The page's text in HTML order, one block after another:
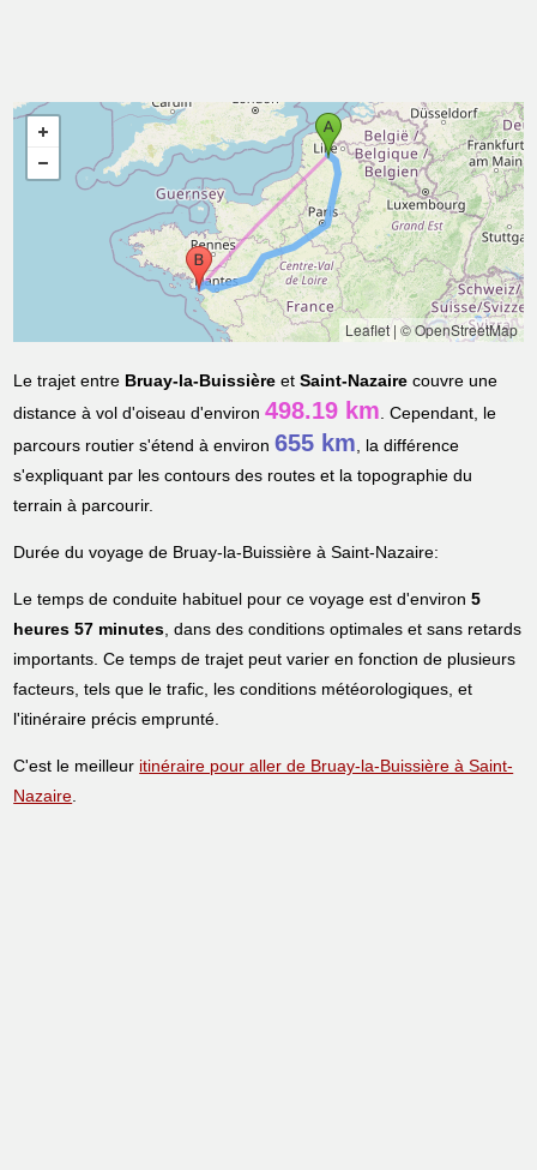
Leaflet| © OpenStreetMap
Le trajet entre Bruay-la-Buissière etSaint-Nazaire couvre une
distance à vol d'oiseau d'environ498.19 km. Cependant, le
parcours routier s'étend à environ655 km, la différence
s'expliquant par les contours des routes et la topographie du
terrain à parcourir.
Durée du voyage de Bruay-la-Buissière à Saint-Nazaire:
Le temps de conduite habituel pour ce voyage est d'environ5
heures 57 minutes, dans des conditions optimales et sans retards
importants. Ce temps de trajet peut varier en fonction de plusieurs
facteurs, tels que le trafic, les conditions météorologiques, et
l'itinéraire précis emprunté.
C'est le meilleur itinéraire pour aller de Bruay-la-Buissière à Saint-
Nazaire.